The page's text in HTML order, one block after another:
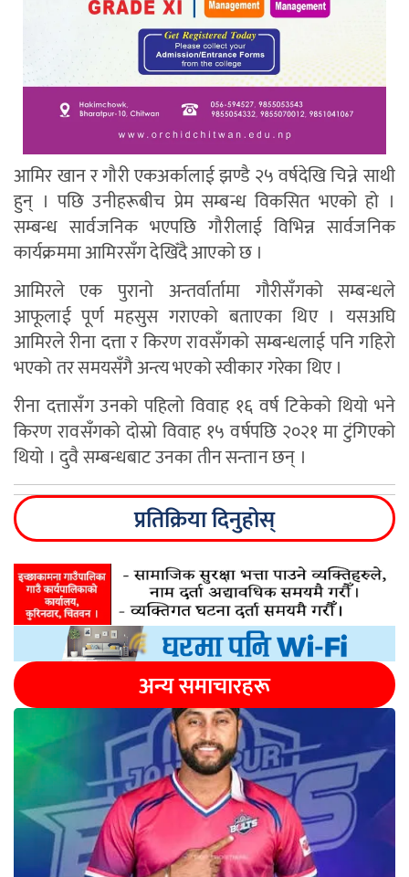
आमिर खान र गौरी एकअर्कालाई झण्डै २५ वर्षदेखि चिन्ने साथी
हुन् । पछि उनीहरूबीच प्रेम सम्बन्ध विकसित भएको हो ।
सम्बन्ध सार्वजनिक भएपछि गौरीलाई विभिन्न सार्वजनिक
कार्यक्रममा आमिरसँग देखिँदै आएको छ ।
आमिरले एक पुरानो अन्तर्वार्तामा गौरीसँगको सम्बन्धले
आफूलाई पूर्ण महसुस गराएको बताएका थिए । यसअघि
आमिरले रीना दत्ता र किरण रावसँगको सम्बन्धलाई पनि गहिरो
भएको तर समयसँगै अन्त्य भएको स्वीकार गरेका थिए ।
रीना दत्तासँग उनको पहिलो विवाह १६ वर्ष टिकेको थियो भने
किरण रावसँगको दोस्रो विवाह १५ वर्षपछि २०२१ मा टुंगिएको
थियो । दुवै सम्बन्धबाट उनका तीन सन्तान छन् ।
प्रतिक्रिया दिनुहोस्
अन्य समाचारहरू